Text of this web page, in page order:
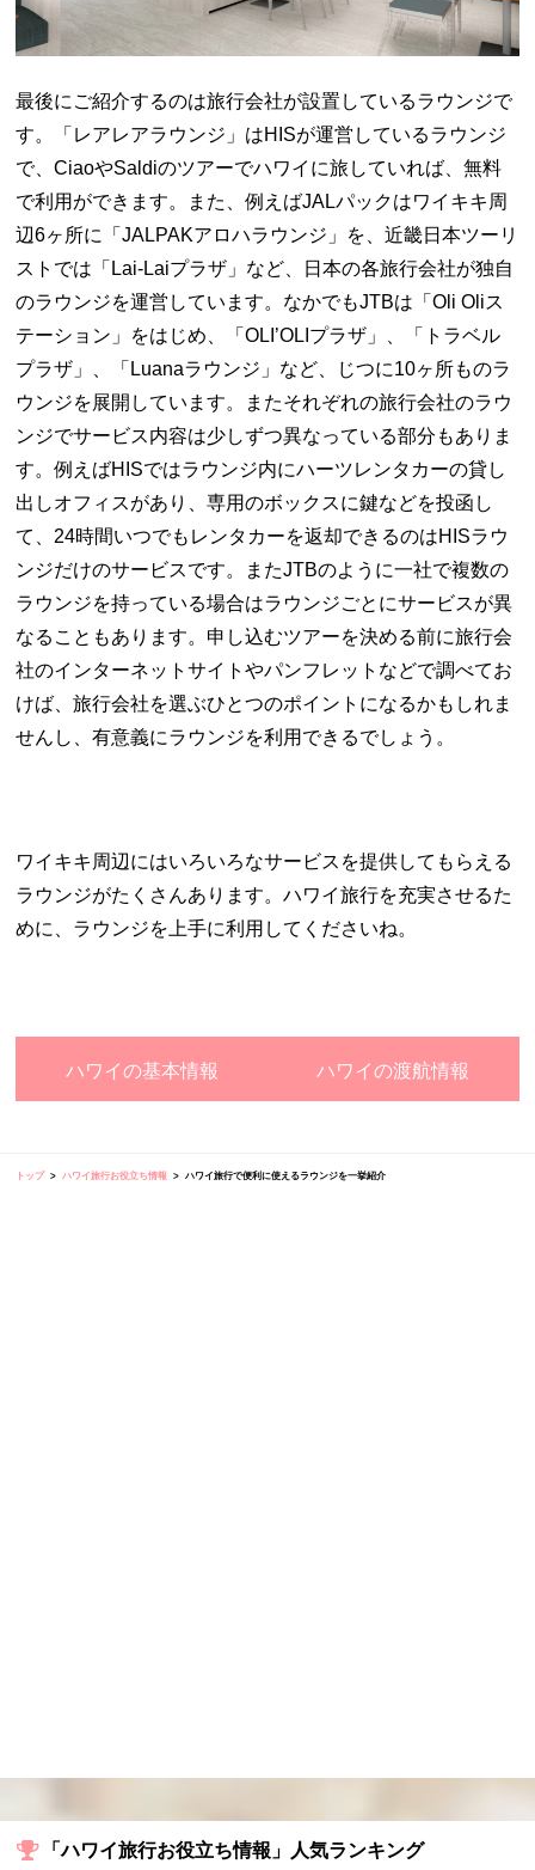
最後にご紹介するのは旅行会社が設置しているラウンジで
す。「レアレアラウンジ」はHISが運営しているラウンジ
で、CiaoやSaldiのツアーでハワイに旅していれば、無料
で利用ができます。また、例えばJALパックはワイキキ周
辺6ヶ所に「JALPAKアロハラウンジ」を、近畿日本ツーリ
ストでは「Lai-Laiプラザ」など、日本の各旅行会社が独自
のラウンジを運営しています。なかでもJTBは「Oli Oliス
テーション」をはじめ、「OLI’OLIプラザ」、「トラベル
プラザ」、「Luanaラウンジ」など、じつに10ヶ所ものラ
ウンジを展開しています。またそれぞれの旅行会社のラウ
ンジでサービス内容は少しずつ異なっている部分もありま
す。例えばHISではラウンジ内にハーツレンタカーの貸し
出しオフィスがあり、専用のボックスに鍵などを投函し
て、24時間いつでもレンタカーを返却できるのはHISラウ
ンジだけのサービスです。またJTBのように一社で複数の
ラウンジを持っている場合はラウンジごとにサービスが異
なることもあります。申し込むツアーを決める前に旅行会
社のインターネットサイトやパンフレットなどで調べてお
けば、旅行会社を選ぶひとつのポイントになるかもしれま
せんし、有意義にラウンジを利用できるでしょう。
ワイキキ周辺にはいろいろなサービスを提供してもらえる
ラウンジがたくさんあります。ハワイ旅行を充実させるた
めに、ラウンジを上手に利用してくださいね。
ハワイの基本情報 ハワイの渡航情報
トップ ハワイ旅行お役立ち情報 ハワイ旅行で便利に使えるラウンジを一挙紹介
「ハワイ旅行お役立ち情報」人気ランキング